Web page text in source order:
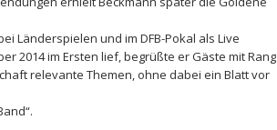
Länderspielen und im DFB-Pokal als Live
2014 im Ersten lief, begrüßte er Gäste mit Rang
relevante Themen, ohne dabei ein Blatt vor